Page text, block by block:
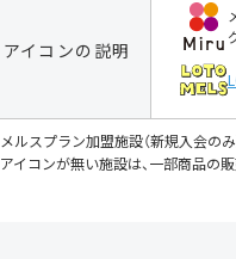
アイコンの説明
メルスプラン加盟施設（新規入会の
アイコンが無い施設は、一部商品の